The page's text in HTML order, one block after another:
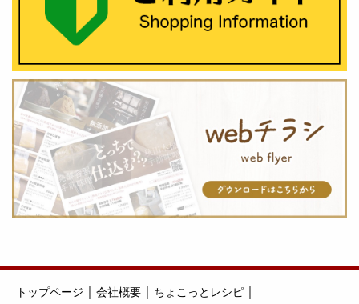
トップページ ｜ 会社概要 ｜ ちょこっとレシピ ｜